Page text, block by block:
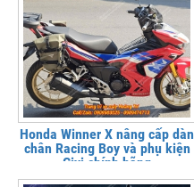
Honda Winner X nâng cấp dàn
chân Racing Boy và phụ kiện
Givi chính hãng